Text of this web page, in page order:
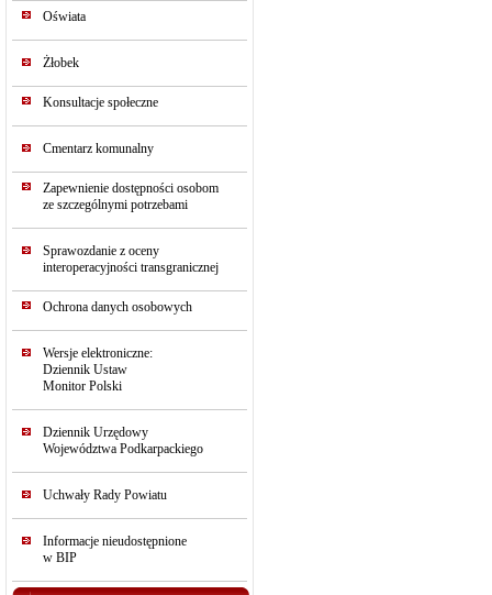
Oświata
Żłobek
Konsultacje społeczne
Cmentarz komunalny
Zapewnienie dostępności osobom
ze szczególnymi potrzebami
Sprawozdanie z oceny
interoperacyjności transgranicznej
Ochrona danych osobowych
Wersje elektroniczne:
Dziennik Ustaw
Monitor Polski
Dziennik Urzędowy
Województwa Podkarpackiego
Uchwały Rady Powiatu
Informacje nieudostępnione
w BIP